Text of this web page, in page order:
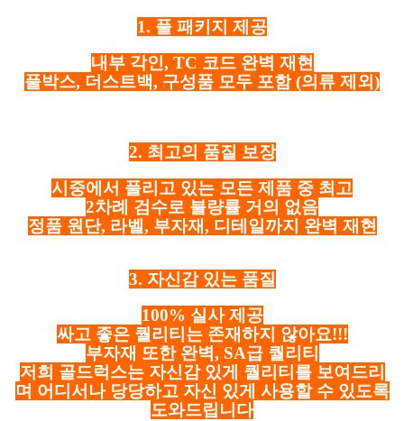
1. 풀 패키지 제공
내부 각인, TC 코드 완벽 재현
풀박스, 더스트백, 구성품 모두 포함 (의류 제외)
2. 최고의 품질 보장
시중에서 풀리고 있는 모든 제품 중 최고
2차례 검수로 불량률 거의 없음
정품 원단, 라벨, 부자재, 디테일까지 완벽 재현
3. 자신감 있는 품질
100% 실사 제공
싸고 좋은 퀄리티는 존재하지 않아요!!!
부자재 또한 완벽, SA급 퀄리티
저희 골드럭스는 자신감 있게 퀄리티를 보여드리
며 어디서나 당당하고 자신 있게 사용할 수 있도록
도와드립니다